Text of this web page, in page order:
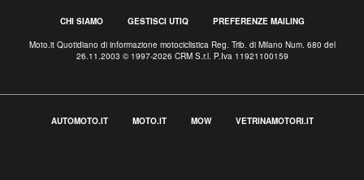
CHI SIAMO GESTISCI UTIQ PREFERENZE MAILING
Moto.it Quotidiano di informazione motociclistica Reg. Trib. di Milano Num. 680 del
26.11.2003 © 1997-2026 CRM S.r.l. P.Iva 11921100159
AUTOMOTO.IT MOTO.IT MOW VETRINAMOTORI.IT